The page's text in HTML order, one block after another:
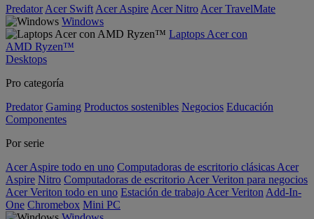
Predator Acer Swift Acer Aspire Acer Nitro Acer TravelMate
Windows
Laptops Acer con
AMD Ryzen™
Desktops
Pro categoría
Predator Gaming Productos sostenibles Negocios Educación
Componentes
Por serie
Acer Aspire todo en uno Computadoras de escritorio clásicas Acer
Aspire Nitro Computadoras de escritorio Acer Veriton para negocios
Acer Veriton todo en uno Estación de trabajo Acer Veriton Add-In-
One Chromebox Mini PC